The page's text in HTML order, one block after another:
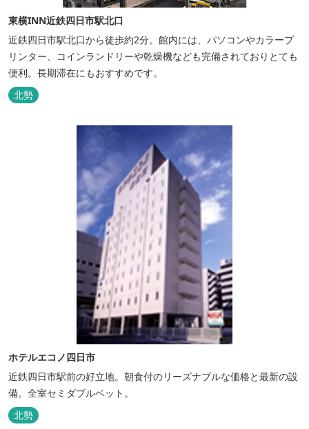
東横INN近鉄四日市駅北口
近鉄四日市駅北口から徒歩約2分。館内には、パソコンやカラープ
リンター、コインランドリーや乾燥機なども完備されておりとても
便利。長期滞在にもおすすめです。
北勢
ホテルエコノ四日市
近鉄四日市駅前の好立地。朝食付のリーズナブルな価格と最新の設
備。全室セミダブルベット。
北勢